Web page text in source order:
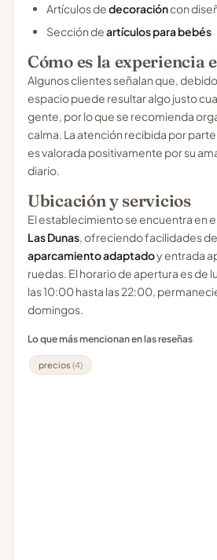
Artículos dedecoracióncon
Sección deartículos para bebés
Cómo es la experiencia
Algunos clientes señalan que,
espacio puede resultar algo justo
gente, por lo que se recomienda
calma. La atención recibida por
es valorada positivamente por su
diario.
Ubicación y servicios
El establecimiento se encuentra en el
Las Dunas, ofreciendo facilidades
aparcamiento adaptadoy entrada
ruedas. El horario de apertura es de
las 10:00 hasta las 22:00,
domingos.
Lo que más mencionan en las reseñas
precios (4)